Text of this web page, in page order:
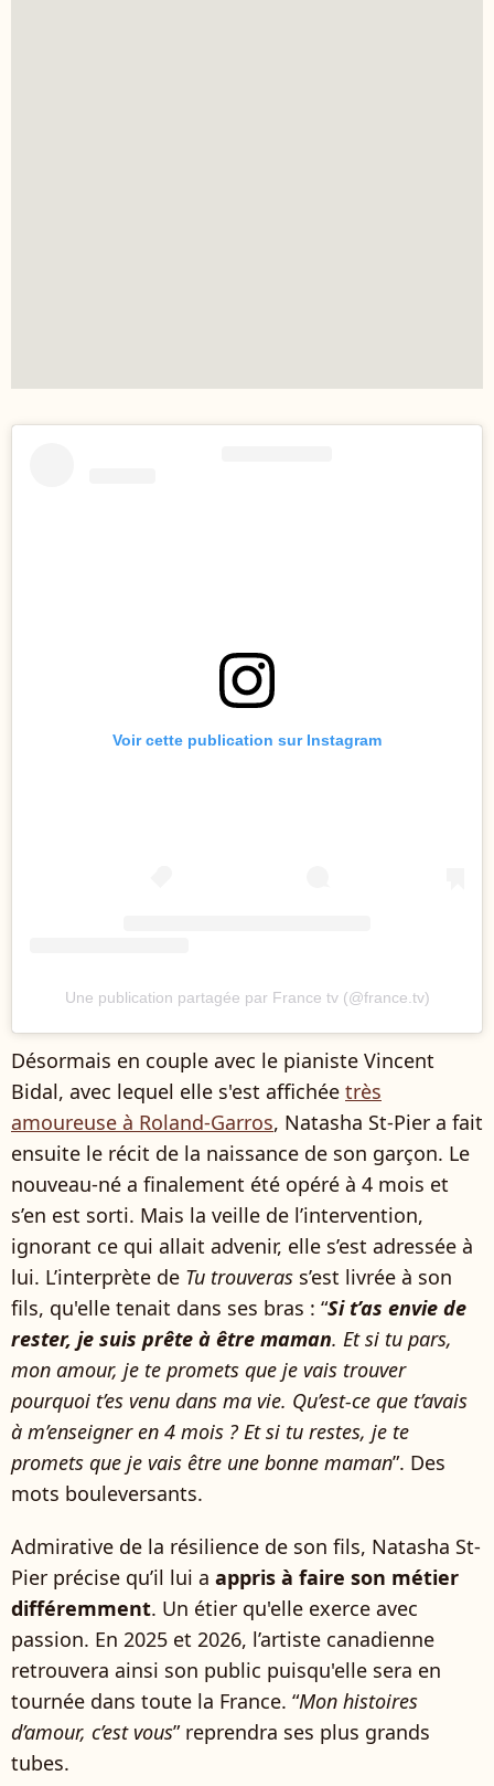
Voir cette publication sur Instagram
Une publication partagée par France tv (@france.tv)
Désormais en couple avec le pianiste Vincent
Bidal, avec lequel elle s'est affichée très
amoureuse à Roland-Garros, Natasha St-Pier a fait
ensuite le récit de la naissance de son garçon. Le
nouveau-né a finalement été opéré à 4 mois et
s’en est sorti. Mais la veille de l’intervention,
ignorant ce qui allait advenir, elle s’est adressée à
lui. L’interprète de Tu trouveras s’est livrée à son
fils, qu'elle tenait dans ses bras : “Si t’as envie de
rester, je suis prête à être maman. Et si tu pars,
mon amour, je te promets que je vais trouver
pourquoi t’es venu dans ma vie. Qu’est-ce que t’avais
à m’enseigner en 4 mois ? Et si tu restes, je te
promets que je vais être une bonne maman”. Des
mots bouleversants.
Admirative de la résilience de son fils, Natasha St-
Pier précise qu’il lui a appris à faire son métier
différemment. Un étier qu'elle exerce avec
passion. En 2025 et 2026, l’artiste canadienne
retrouvera ainsi son public puisqu'elle sera en
tournée dans toute la France. “Mon histoires
d’amour, c’est vous” reprendra ses plus grands
tubes.